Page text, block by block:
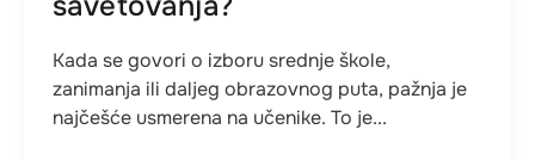
Kada se govori o izboru srednje škole,
zanimanja ili daljeg obrazovnog puta, pažnja je
najčešće usmerena na učenike. To je...